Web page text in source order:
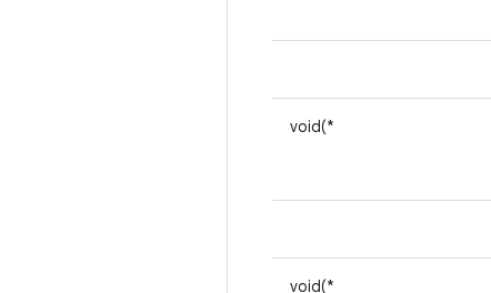
void(*
void(*